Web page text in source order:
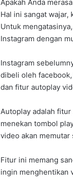
Apakah Anda
Hal ini sangat wajar,
Untuk
Instagram dengan
Instagram
dibeli oleh
dan fitur autoplay
Autoplay adalah
menekan tombol
video akan memutar
Fitur ini memang
ingin menghentikan